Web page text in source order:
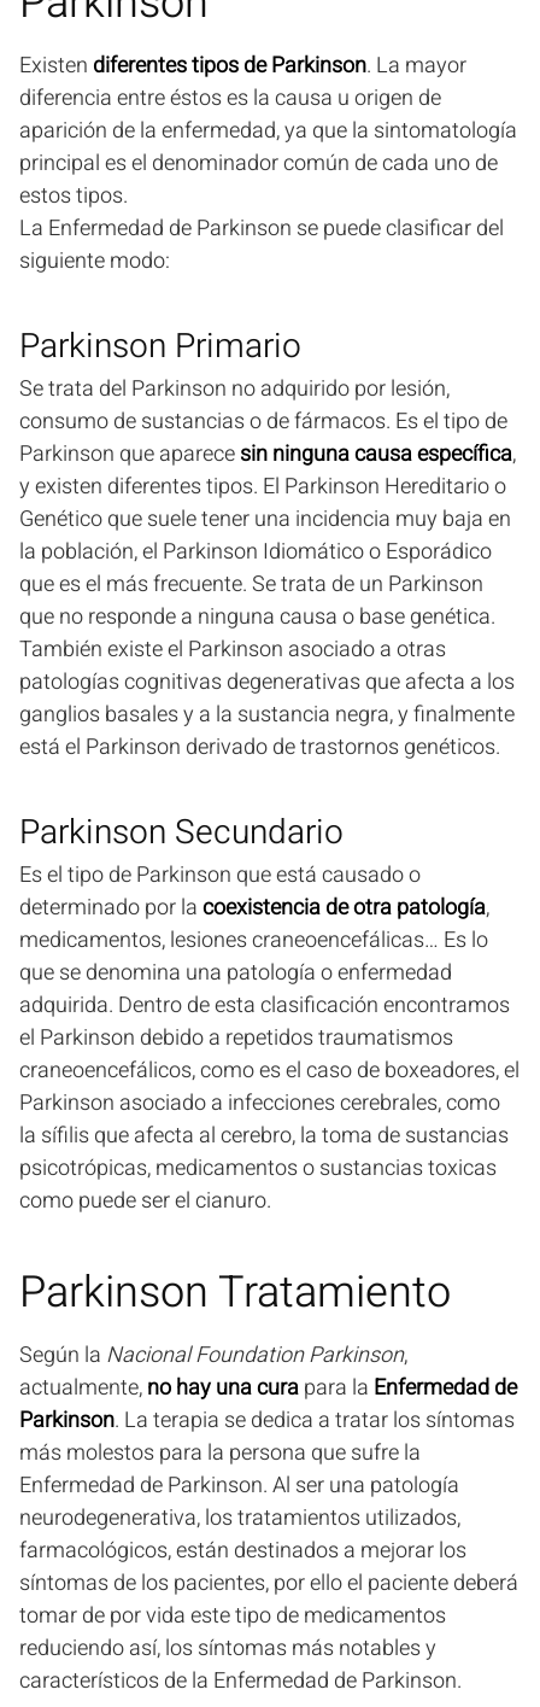
Existen diferentes tipos de Parkinson. La mayor
diferencia entre éstos es la causa u origen de
aparición de la enfermedad, ya que la sintomatología
principal es el denominador común de cada uno de
estos tipos.
La Enfermedad de Parkinson se puede clasificar del
siguiente modo:
Parkinson Primario
Se trata del Parkinson no adquirido por lesión,
consumo de sustancias o de fármacos. Es el tipo de
Parkinson que aparecesin ninguna causa específica,
y existen diferentes tipos. El Parkinson Hereditario o
Genético que suele tener una incidencia muy baja en
la población, el Parkinson Idiomático o Esporádico
que es el más frecuente. Se trata de un Parkinson
que no responde a ninguna causa o base genética.
También existe el Parkinson asociado a otras
patologías cognitivas degenerativas que afecta a los
ganglios basales y a la sustancia negra, y finalmente
está el Parkinson derivado de trastornos genéticos.
Parkinson Secundario
Es el tipo de Parkinson que está causado o
determinado por lacoexistencia de otra patología,
medicamentos, lesiones craneoencefálicas… Es lo
que se denomina una patología o enfermedad
adquirida. Dentro de esta clasificación encontramos
el Parkinson debido a repetidos traumatismos
craneoencefálicos, como es el caso de boxeadores, el
Parkinson asociado a infecciones cerebrales, como
la sífilis que afecta al cerebro, la toma de sustancias
psicotrópicas, medicamentos o sustancias toxicas
como puede ser el cianuro.
Parkinson Tratamiento
Según la Nacional Foundation Parkinson,
actualmente,no hay una curapara la Enfermedad de
Parkinson. La terapia se dedica a tratar los síntomas
más molestos para la persona que sufre la
Enfermedad de Parkinson. Al ser una patología
neurodegenerativa, los tratamientos utilizados,
farmacológicos, están destinados a mejorar los
síntomas de los pacientes, por ello el paciente deberá
tomar de por vida este tipo de medicamentos
reduciendo así, los síntomas más notables y
característicos de la Enfermedad de Parkinson.